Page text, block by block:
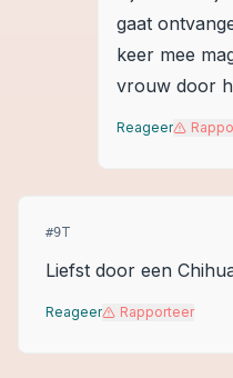
gaat
keer mee
vrouw door
Reageer
#9T
Liefst door een
Reageer Rapporteer